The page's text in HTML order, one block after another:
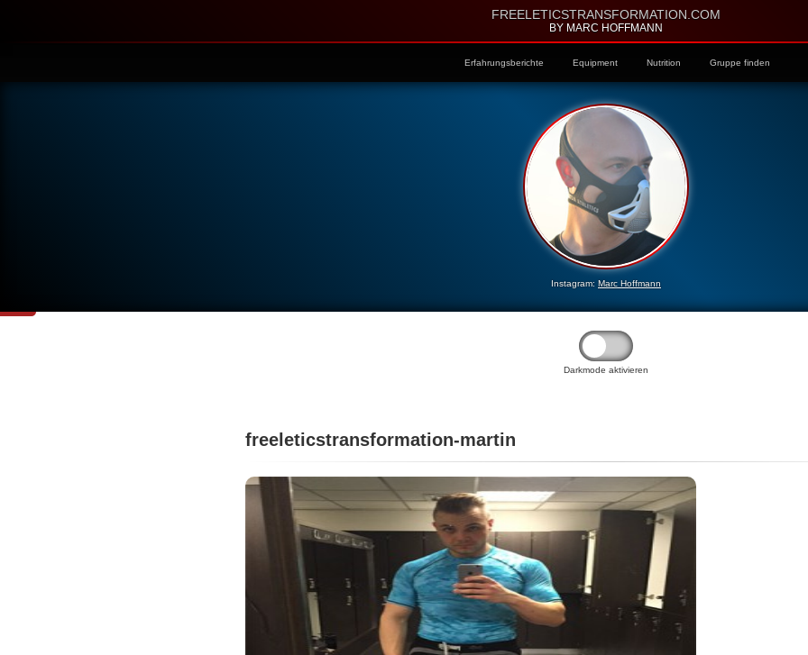
FREELETICSTRANSFORMATION.COM
BY MARC HOFFMANN
Erfahrungsberichte Equipment Nutrition Gruppe finden
Instagram: Marc Hoffmann
Darkmode aktivieren
freeleticstransformation-martin